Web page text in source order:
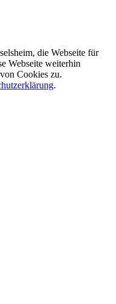
die Webseite für
Webseite weiterhin
Cookies zu.
.